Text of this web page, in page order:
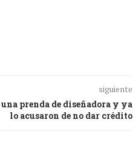
siguiente
prenda de diseñadora y ya
lo acusaron de no dar crédito